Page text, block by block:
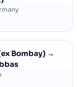
Bombay) →